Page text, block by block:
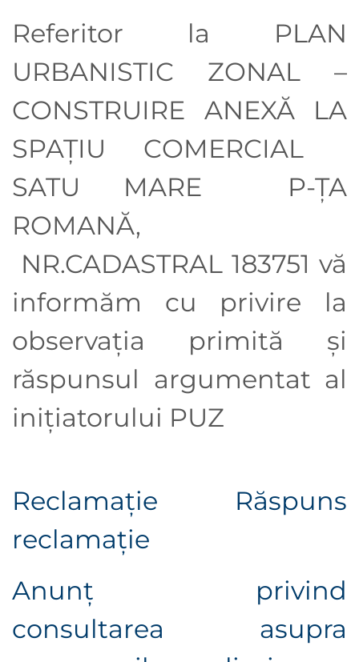
Referitor la PLAN
URBANISTIC ZONAL –
CONSTRUIRE ANEXĂ LA
SPAȚIU COMERCIAL
SATU MARE P-ȚA
ROMANĂ,
NR.CADASTRAL 183751 vă
informăm cu privire la
observaţia primită şi
răspunsul argumentat al
iniţiatorului PUZ
Reclamație
Răspuns
reclamație
Anunţ privind
consultarea asupra